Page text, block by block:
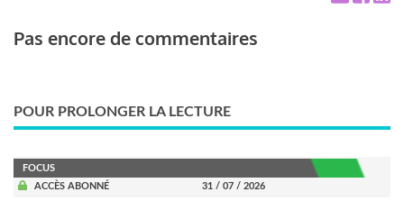
Pas encore de commentaires
POUR PROLONGER LA LECTURE
FOCUS
ACCÈS ABONNÉ
31 / 07 / 2026